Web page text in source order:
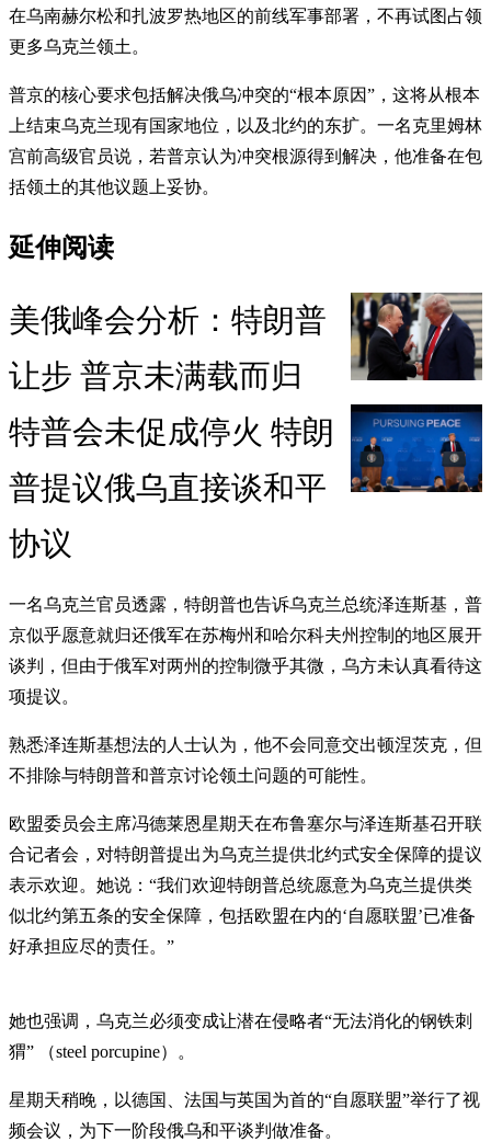
在乌南赫尔松和扎波罗热地区的前线军事部署，不再试图占领
更多乌克兰领土。
普京的核心要求包括解决俄乌冲突的“根本原因”，这将从根本
上结束乌克兰现有国家地位，以及北约的东扩。一名克里姆林
宫前高级官员说，若普京认为冲突根源得到解决，他准备在包
括领土的其他议题上妥协。
延伸阅读
美俄峰会分析：特朗普
让步 普京未满载而归
特普会未促成停火 特朗
普提议俄乌直接谈和平
协议
一名乌克兰官员透露，特朗普也告诉乌克兰总统泽连斯基，普
京似乎愿意就归还俄军在苏梅州和哈尔科夫州控制的地区展开
谈判，但由于俄军对两州的控制微乎其微，乌方未认真看待这
项提议。
熟悉泽连斯基想法的人士认为，他不会同意交出顿涅茨克，但
不排除与特朗普和普京讨论领土问题的可能性。
欧盟委员会主席冯德莱恩星期天在布鲁塞尔与泽连斯基召开联
合记者会，对特朗普提出为乌克兰提供北约式安全保障的提议
表示欢迎。她说：“我们欢迎特朗普总统愿意为乌克兰提供类
似北约第五条的安全保障，包括欧盟在内的‘自愿联盟’已准备
好承担应尽的责任。”
她也强调，乌克兰必须变成让潜在侵略者“无法消化的钢铁刺
猬” （steel porcupine）。
星期天稍晚，以德国、法国与英国为首的“自愿联盟”举行了视
频会议，为下一阶段俄乌和平谈判做准备。